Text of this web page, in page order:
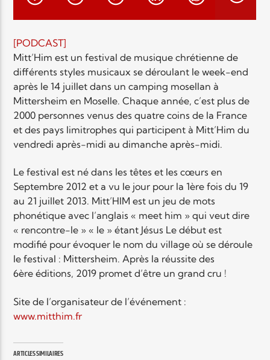
TITRE
ARTISTE
Elyon Rhema
Elyon Hits
Elyon Live
[PODCAST]
Mitt’Him est un festival de musique chrétienne de
différents styles musicaux se déroulant le week-end
après le 14 juillet dans un camping mosellan à
Mittersheim en Moselle. Chaque année, c’est plus de
2000 personnes venus des quatre coins de la France
et des pays limitrophes qui participent à Mitt’Him du
vendredi après-midi au dimanche après-midi.
Le festival est né dans les têtes et les cœurs en
Septembre 2012 et a vu le jour pour la 1ère fois du 19
au 21 juillet 2013. Mitt’HIM est un jeu de mots
phonétique avec l’anglais « meet him » qui veut dire
« rencontre-le » « le » étant Jésus Le début est
modifié pour évoquer le nom du village où se déroule
le festival : Mittersheim. Après la réussite des
6ère éditions, 2019 promet d’être un grand cru !
Site de l’organisateur de l’événement :
www.mitthim.fr
ARTICLES SIMILAIRES